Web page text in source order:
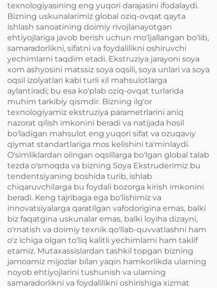
texnologiyasining eng yuqori darajasini ifodalaydi.
Bizning uskunalarimiz global oziq-ovqat qayta
ishlash sanoatining doimiy rivojlanayotgan
ehtiyojlariga javob berish uchun mo'ljallangan bo'lib,
samaradorlikni, sifatni va foydalilikni oshiruvchi
yechimlarni taqdim etadi. Ekstruziya jarayoni soya
xom ashyosini matssiz soya oqsili, soya unlari va soya
oqsil izolyatlari kabi turli xil mahsulotlarga
aylantiradi; bu esa ko'plab oziq-ovqat turlarida
muhim tarkibiy qismdir. Bizning ilg'or
texnologiyamiz ekstruziya parametrlarini aniq
nazorat qilish imkonini beradi va natijada hosil
bo'ladigan mahsulot eng yuqori sifat va ozuqaviy
qiymat standartlariga mos kelishini ta'minlaydi.
O'simliklardan olingan oqsillarga bo'lgan global talab
tezda o'smoqda va bizning Soya Ekstruderimiz bu
tendentsiyaning boshida turib, ishlab
chiqaruvchilarga bu foydali bozorga kirish imkonini
beradi. Keng tajribaga ega bo'lishimiz va
innovatsiyalarga qaratilgan vafodorigina emas, balki
biz faqatgina uskunalar emas, balki loyiha dizayni,
o'rnatish va doimiy texnik qo'llab-quvvatlashni ham
o'z ichiga olgan to'liq kalitli yechimlarni ham taklif
etamiz. Mutaxassislardan tashkil topgan bizning
jamoamiz mijozlar bilan yaqin hamkorlikda ularning
noyob ehtiyojlarini tushunish va ularning
samaradorlikni va foydalilikni oshirishiga xizmat